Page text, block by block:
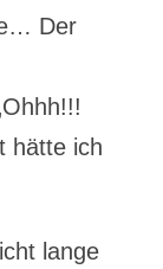
Der
hätte ich
lange